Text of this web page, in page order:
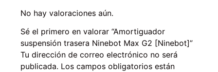
No hay valoraciones aún.
Sé el primero en valorar “Amortiguador
suspensión trasera Ninebot Max G2 [Ninebot]”
Tu dirección de correo electrónico no será
publicada. Los campos obligatorios están